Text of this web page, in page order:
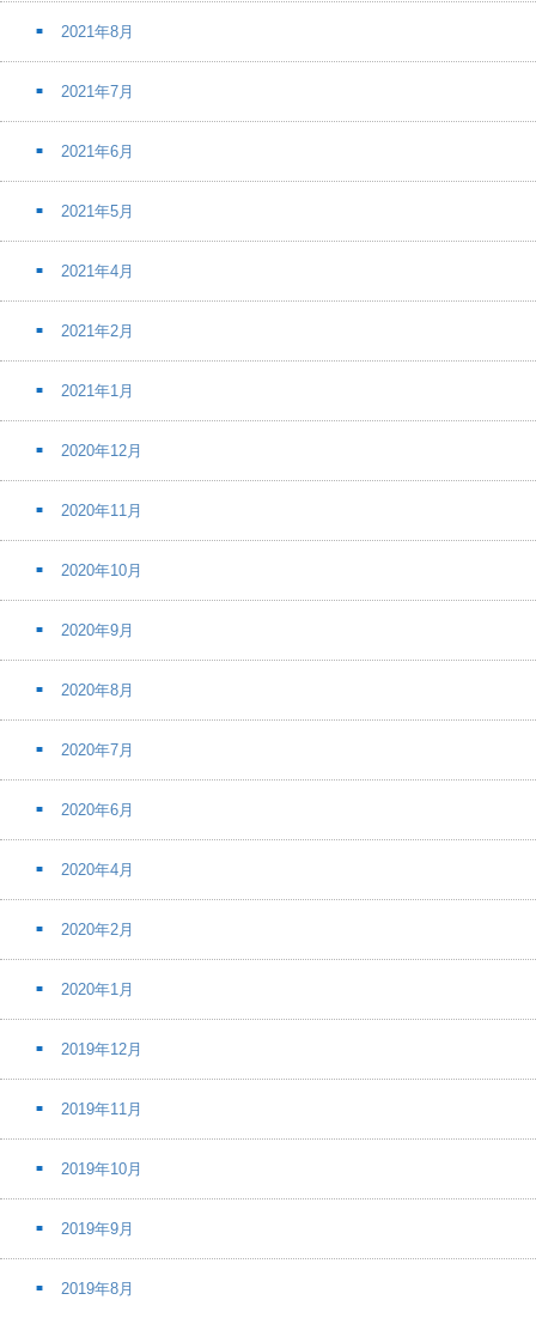
2021年8月
2021年7月
2021年6月
2021年5月
2021年4月
2021年2月
2021年1月
2020年12月
2020年11月
2020年10月
2020年9月
2020年8月
2020年7月
2020年6月
2020年4月
2020年2月
2020年1月
2019年12月
2019年11月
2019年10月
2019年9月
2019年8月